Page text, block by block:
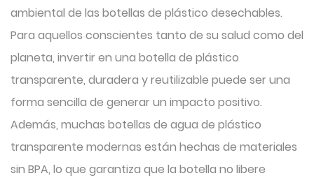
ambiental de las botellas de plástico desechables.
Para aquellos conscientes tanto de su salud como del
planeta, invertir en una botella de plástico
transparente, duradera y reutilizable puede ser una
forma sencilla de generar un impacto positivo.
Además, muchas botellas de agua de plástico
transparente modernas están hechas de materiales
sin BPA, lo que garantiza que la botella no libere